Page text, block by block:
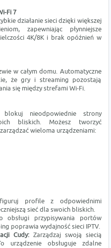
Fi 7
działanie sieci dzięki większej
zapewniając płynniejsze
4K/8K i brak opóźnień w
w całym domu. Automatyczne
że gry i streaming pozostają
się między strefami Wi-Fi.
nieodpowiednie strony
bliskich. Możesz tworzyć
wieloma urządzeniami:
profile z odpowiednimi
sieć dla swoich bliskich.
obsługi przypisywania portów
poprawia wydajność sieci IPTV.
Cudy:Zarządzaj swoją siecią
urządzenie obsługuje zdalne